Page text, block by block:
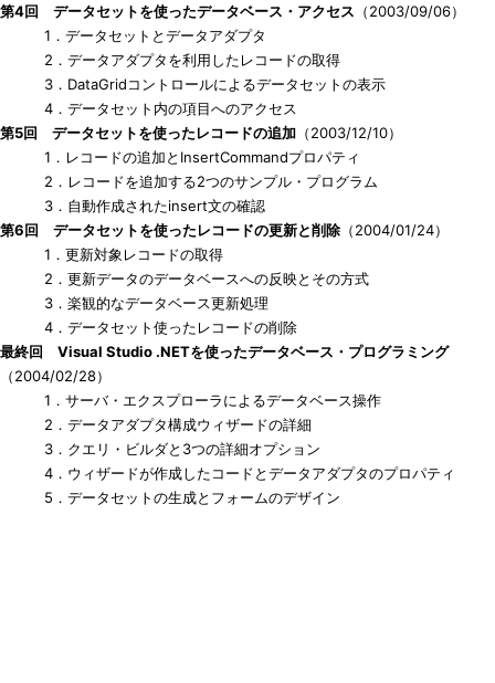
第4回 データセットを使ったデータベース・アクセス （2003/09/06）
1．データセットとデータアダプタ
2．データアダプタを利用したレコードの取得
3．DataGridコントロールによるデータセットの表示
4．データセット内の項目へのアクセス
第5回 データセットを使ったレコードの追加 （2003/12/10）
1．レコードの追加とInsertCommandプロパティ
2．レコードを追加する2つのサンプル・プログラム
3．自動作成されたinsert文の確認
第6回 データセットを使ったレコードの更新と削除 （2004/01/24）
1．更新対象レコードの取得
2．更新データのデータベースへの反映とその方式
3．楽観的なデータベース更新処理
4．データセット使ったレコードの削除
最終回 Visual Studio .NETを使ったデータベース・プログラミング
（2004/02/28）
1．サーバ・エクスプローラによるデータベース操作
2．データアダプタ構成ウィザードの詳細
3．クエリ・ビルダと3つの詳細オプション
4．ウィザードが作成したコードとデータアダプタのプロパティ
5．データセットの生成とフォームのデザイン